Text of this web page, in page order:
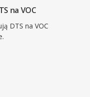
i dla kazdego,
audio z ery
na VOC
DTS na VOC